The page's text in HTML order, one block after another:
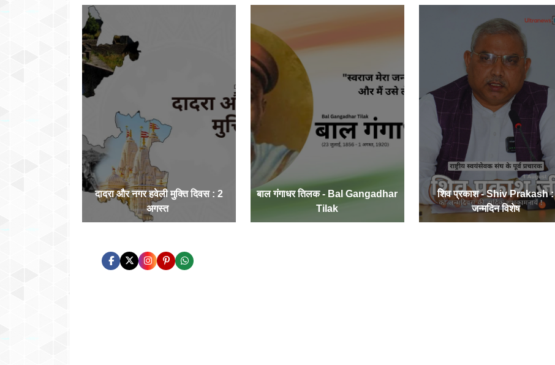
दादरा और नगर हवेली मुक्ति दिवस : 2
अगस्त
बाल गंगाधर तिलक - Bal Gangadhar
Tilak
शिव प्रकाश - Shiv Prakash :
जन्मदिन विशेष